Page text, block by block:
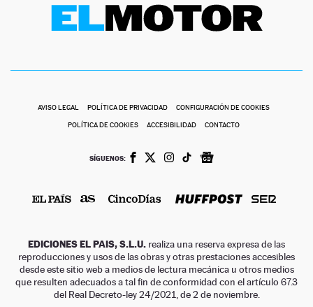
AVISO LEGAL POLÍTICA DE PRIVACIDAD CONFIGURACIÓN DE COOKIES
POLÍTICA DE COOKIES ACCESIBILIDAD CONTACTO
SÍGUENOS:
EDICIONES EL PAIS, S.L.U. realiza una reserva expresa de las
reproducciones y usos de las obras y otras prestaciones accesibles
desde este sitio web a medios de lectura mecánica u otros medios
que resulten adecuados a tal fin de conformidad con el artículo 67.3
del Real Decreto-ley 24/2021, de 2 de noviembre.